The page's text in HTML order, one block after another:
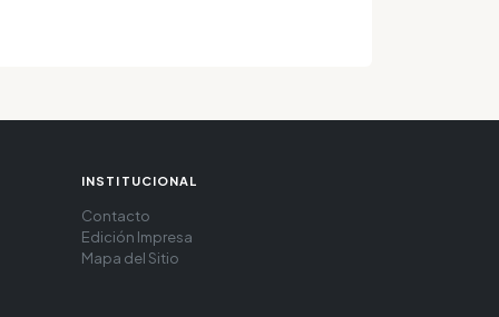
INSTITUCIONAL
Contacto
Edición Impresa
Mapa del Sitio